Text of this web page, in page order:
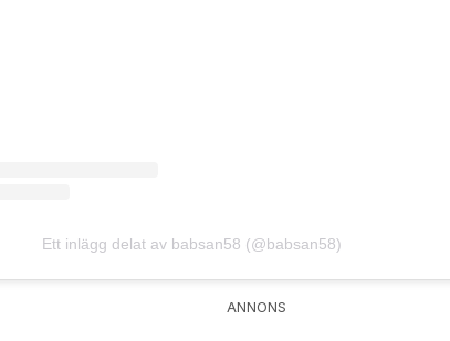
Ett inlägg delat av babsan58 (@babsan58)
ANNONS